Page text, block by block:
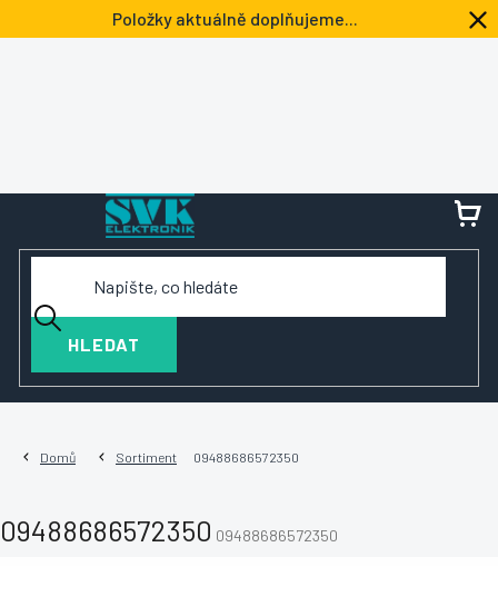
na
Položky aktuálně doplňujeme...
HLEDAT
Domů Sortiment 09488686572350
09488686572350 09488686572350